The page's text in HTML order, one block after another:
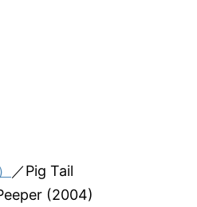
／Pig Tail
(2004)